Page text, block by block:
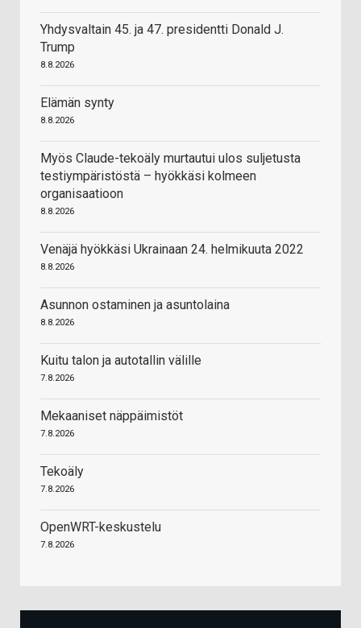
Yhdysvaltain 45. ja 47. presidentti Donald J.
Trump
8.8.2026
Elämän synty
8.8.2026
Myös Claude-tekoäly murtautui ulos suljetusta
testiympäristöstä – hyökkäsi kolmeen
organisaatioon
8.8.2026
Venäjä hyökkäsi Ukrainaan 24. helmikuuta 2022
8.8.2026
Asunnon ostaminen ja asuntolaina
8.8.2026
Kuitu talon ja autotallin välille
7.8.2026
Mekaaniset näppäimistöt
7.8.2026
Tekoäly
7.8.2026
OpenWRT-keskustelu
7.8.2026